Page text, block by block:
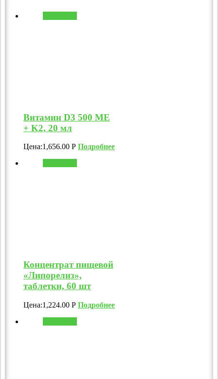
Витамин D3 500 МЕ
+ K2, 20 мл
Цена:1,656.00 Р Подробнее
Концентрат пищевой
«Липорелиз»,
таблетки, 60 шт
Цена:1,224.00 Р Подробнее